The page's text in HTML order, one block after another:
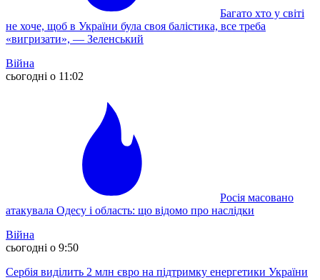
Багато хто у світі
не хоче, щоб в України була своя балістика, все треба
«вигризати», — Зеленський
Війна
сьогодні о 11:02
Росія масовано
атакувала Одесу і область: що відомо про наслідки
Війна
сьогодні о 9:50
Сербія виділить 2 млн євро на підтримку енергетики України